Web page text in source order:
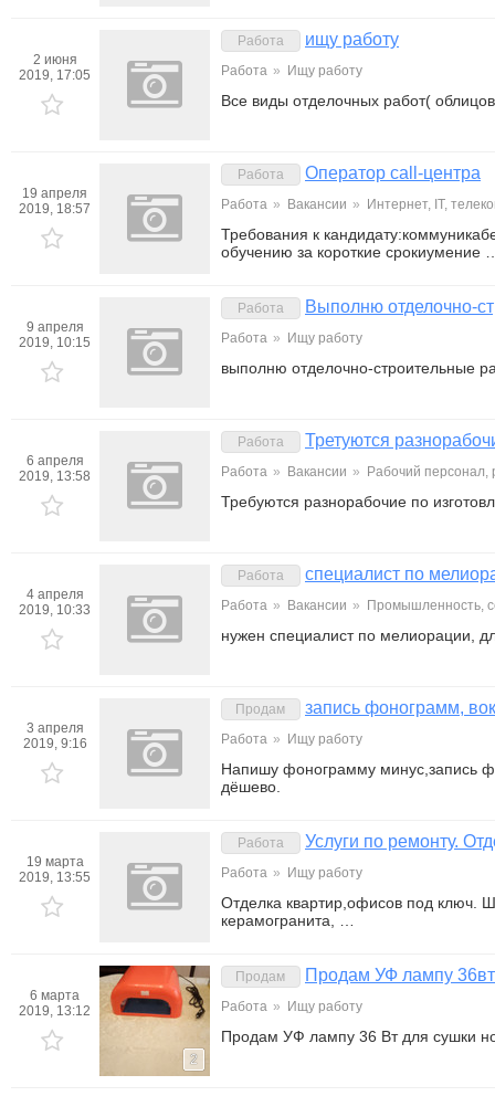
2 июня
2019, 17:05
Работа ищу работу
Работа » Ищу работу
Все виды отделочных работ(
19 апреля
2019, 18:57
Работа Оператор call-центра
Работа » Вакансии » Интернет, IT,
Требования к
обучению за короткие срокиумение
9 апреля
2019, 10:15
Работа Выполню отделочно-
Работа » Ищу работу
выполню отделочно-строительные
6 апреля
2019, 13:58
Работа Третуются
Работа » Вакансии » Рабочий персонал,
Требуются разнорабочие по
4 апреля
2019, 10:33
Работа специалист по
Работа » Вакансии » Промышленность,
нужен специалист по мелиорации,
3 апреля
2019, 9:16
Продам запись фонограмм,
Работа » Ищу работу
Напишу фонограмму минус,запись
дёшево.
19 марта
2019, 13:55
Работа Услуги по ремонту.
Работа » Ищу работу
Отделка квартир,офисов под ключ.
керамогранита, …
6 марта
2019, 13:12
2
Продам Продам УФ лампу 36вт
Работа » Ищу работу
Продам УФ лампу 36 Вт для сушки